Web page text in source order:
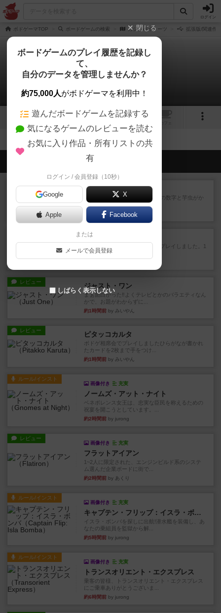
ログイン
ボドゲーマTOP ボードゲームの検索 カジノパイレーツ 拡張版/関連作
カジノパイレーツ
拡張/関連作品 0件
1 2
会員の新しい投稿
レビュー ヘックメック
サイコロゲームです1から5までの数字と芋虫がか
かれたダイス。これを振っ...
by みいやん
ハゲタカのえじき
超有名なゲームですが、初めてプレイしました。1
から15までのカードがプ...
レビュー ジャスト・ワン
まぁ面白かった‼️よくテレビとかのバラエティなん
かで、お題がわからずに...
約1時間前 by みいやん
レビュー ピタッコカルタ
ボドゲ相席会でプレイしましたひらがなが書かれ
たカードを2枚まで手をつけ...
約1時間前 by みいやん
ルール/インスト
画像付き 充実
ノームズ・アット・ナイト
ベネボレンス女王は、忠実な臣民を称えるための
祝宴を開こうとしています。...
約2時間前 by jurong
レビュー
画像付き 充実
フラットアイアン
1~2人に限定された、エンジンビルド系のシステ
ム選んだ企業ボードに街で...
約2時間前 by あくり
ルール/インスト
画像付き 充実
キャプテン・フリップ：イスラ・ボンバ
イスラ・ボンバを探しに出航!潜水艦を装備し、あ
なたの乗組員を監獄から解...
約5時間前 by jurong
ルール/インスト
画像付き 充実
トランスオリエント・エクスプレス
乗客の皆様、トランスオリエント・エクスプレス
にご乗車ありがとうございま...
約6時間前 by jurong
閉じる
ボードゲームのプレイ履歴を記録し
て、
自分のデータを管理しませんか？
約75,000人がボドゲーマを利用中！
遊んだボードゲームを記録する
気になるゲームのレビューを読む
お気に入り作品・所有リストの共
有
ログイン / 会員登録（10秒）
Google X
Apple Facebook
または
メールで会員登録
しばらく表示しない